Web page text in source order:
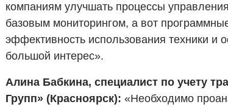
компаниям улучшать процессы
базовым мониторингом, а вот
эффективность использования техники и
большой интерес».
Алина Бабкина, специалист по учету
Групп» (Красноярск): «Необходимо